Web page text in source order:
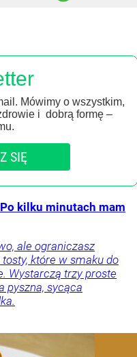
Mówimy o wszystkim,
i dobrą formę –
SIĘ
kilku minutach mam
ale ograniczasz
które w smaku do
Wystarczą trzy proste
pyszna, sycąca